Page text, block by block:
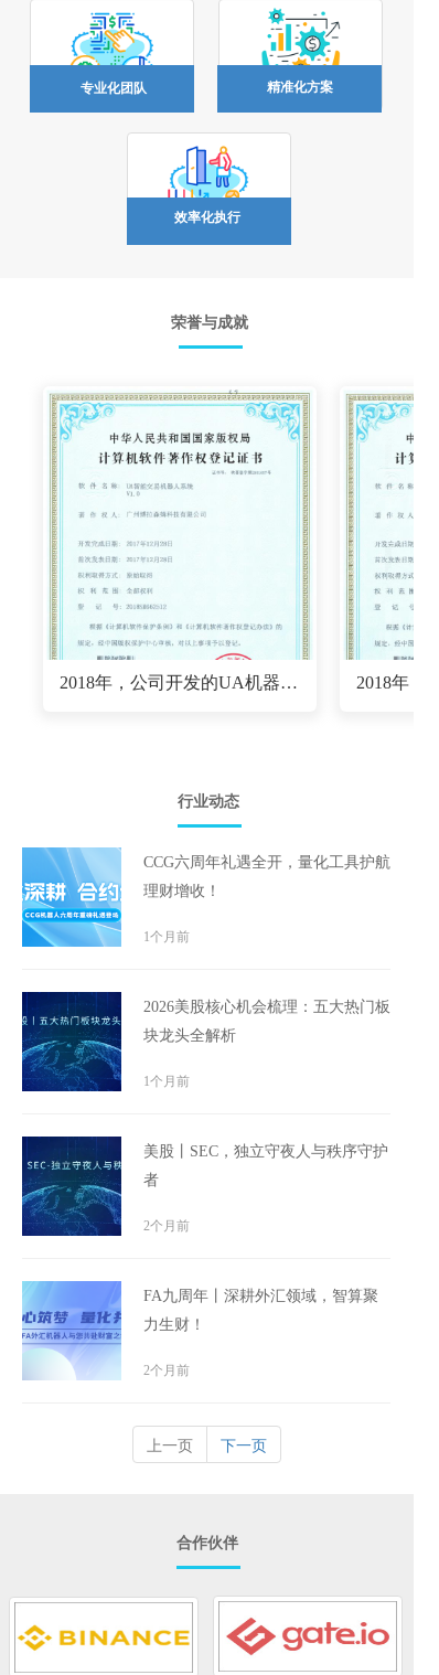
专业化团队 精准化方案
效率化执行
荣誉与成就
2018年，公司开发的UA机器人成功申请原创著作权
行业动态
CCG六周年礼遇全开，量化工具护航
理财增收！
1个月前
2026美股核心机会梳理：五大热门板
块龙头全解析
1个月前
美股丨SEC，独立守夜人与秩序守护
者
2个月前
FA九周年丨深耕外汇领域，智算聚
力生财！
2个月前
上一页 下一页
合作伙伴